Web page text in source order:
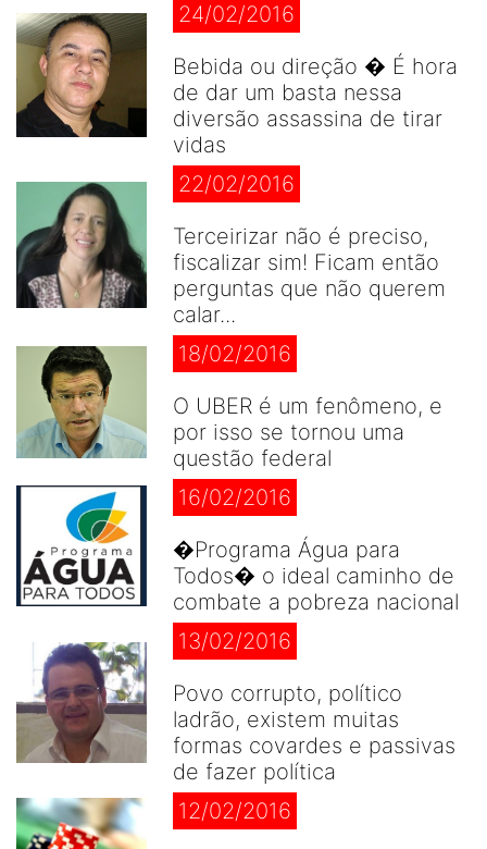
24/02/2016
Bebida ou direção � É hora
de dar um basta nessa
diversão assassina de tirar
vidas
22/02/2016
Terceirizar não é preciso,
fiscalizar sim! Ficam então
perguntas que não querem
calar...
18/02/2016
O UBER é um fenômeno, e
por isso se tornou uma
questão federal
16/02/2016
�Programa Água para
Todos� o ideal caminho de
combate a pobreza nacional
13/02/2016
Povo corrupto, político
ladrão, existem muitas
formas covardes e passivas
de fazer política
12/02/2016